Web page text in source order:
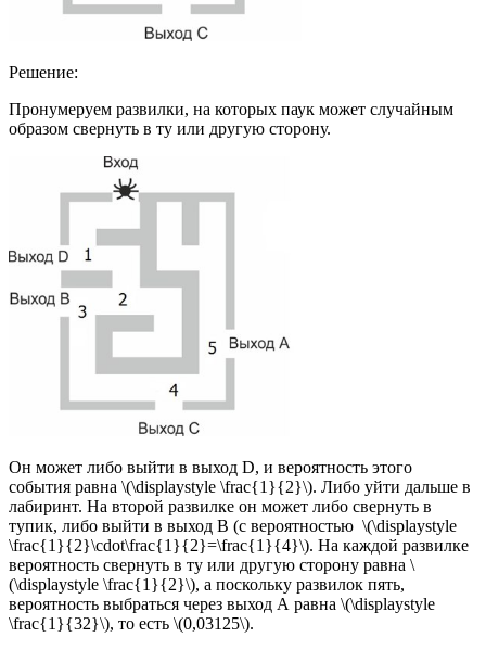
Решение:
Пронумеруем развилки, на которых паук может случайным
образом свернуть в ту или другую сторону.
Он может либо выйти в выход D, и вероятность этого
события равна \(\displaystyle \frac{1}{2}\). Либо уйти дальше в
лабиринт. На второй развилке он может либо свернуть в
тупик, либо выйти в выход В (с вероятностью \(\displaystyle
\frac{1}{2}\cdot\frac{1}{2}=\frac{1}{4}\). На каждой развилке
вероятность свернуть в ту или другую сторону равна \
(\displaystyle \frac{1}{2}\), а поскольку развилок пять,
вероятность выбраться через выход А равна \(\displaystyle
\frac{1}{32}\), то есть \(0,03125\).